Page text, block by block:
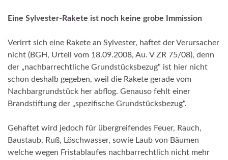
Eine Sylvester-Rakete ist noch keine grobe Immission
Verirrt sich eine Rakete an Sylvester, haftet der Verursacher
nicht (BGH, Urteil vom 18.09.2008, Au. V ZR 75/08), denn
der „nachbarrechtliche Grundstücksbezug“ ist hier nicht
schon deshalb gegeben, weil die Rakete gerade vom
Nachbargrundstück her abflog. Genauso fehlt einer
Brandstiftung der „spezifische Grundstücksbezug“.
Gehaftet wird jedoch für übergreifendes Feuer, Rauch,
Baustaub, Ruß, Löschwasser, sowie Laub von Bäumen
welche wegen Fristablaufes nachbarrechtlich nicht mehr